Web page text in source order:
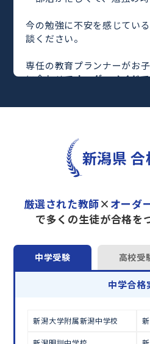
今の勉強に不安を感じてい
談ください。
専任の教育プランナーがお
に合わせてオーダーメイド
完全マンツーマンで自分に
さらに、単元別の学習の理
や授業内容や授業以外
「DAILY TRY」
など、豊富
トライで一緒に“自己最高
か？
オンラインでの学習面談も
学習相談のお申し込みはこ
新潟県
厳選された教師× オーダ
で多くの生徒が合格を
中学受験 高校受
中学合格
新潟大学附属新潟中学校